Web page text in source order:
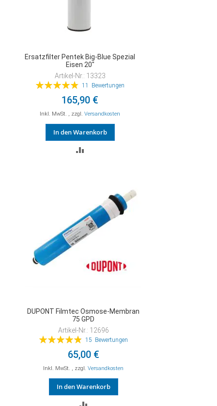
Ersatzfilter Pentek Big-Blue Spezial
Eisen 20"
Artikel-Nr.: 13323
Bewertung:
11 Bewertungen
165,90 €
Inkl. MwSt. , zzgl. Versandkosten
In den Warenkorb
DUPONT Filmtec Osmose-Membran
75 GPD
Artikel-Nr.: 12696
Bewertung:
15 Bewertungen
65,00 €
Inkl. MwSt. , zzgl.Versandkosten
In den Warenkorb